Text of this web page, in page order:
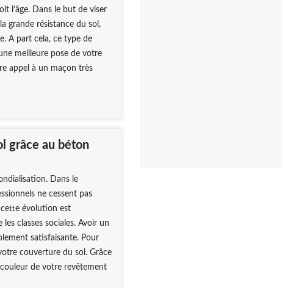
l’âge. Dans le but de viser
grande résistance du sol,
A part cela, ce type de
meilleure pose de votre
appel à un maçon très
grâce au béton
Dans le
ne cessent pas
évolution est
classes sociales. Avoir un
satisfaisante. Pour
couverture du sol. Grâce
de votre revêtement